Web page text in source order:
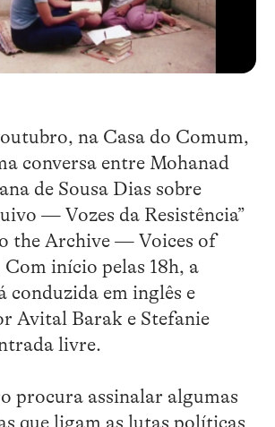
na Casa do Comum,
conversa entre Mohanad
de Sousa Dias sobre
— Vozes da Resistência”
the Archive — Voices of
Com início pelas 18h, a
conduzida em inglês e
Avital Barak e Stefanie
livre.
procura assinalar algumas